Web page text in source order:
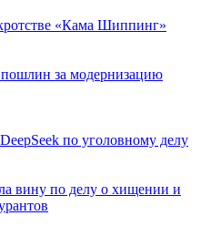
«Кама Шиппинг»
за модернизацию
по уголовному делу
вину по делу о хищении и